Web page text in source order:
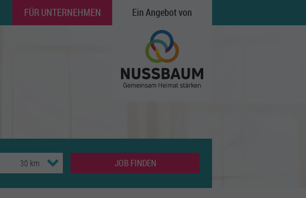
FÜR UNTERNEHMEN Ein Angebot von
JOB FINDEN